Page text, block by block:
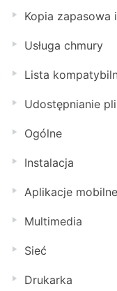
Kopia zapasowa
Usługa chmury
Lista
Udostępnianie
Ogólne
Instalacja
Aplikacje mobilne
Multimedia
Sieć
Drukarka